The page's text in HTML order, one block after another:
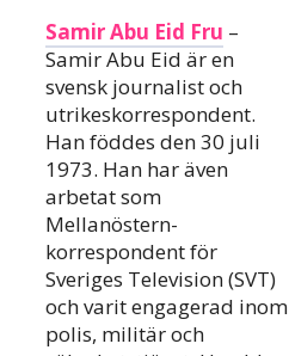
Samir Abu Eid Fru –
Samir Abu Eid är en
svensk journalist och
utrikeskorrespondent.
Han föddes den 30 juli
1973. Han har även
arbetat som
Mellanöstern-
korrespondent för
Sveriges Television (SVT)
och varit engagerad inom
polis, militär och